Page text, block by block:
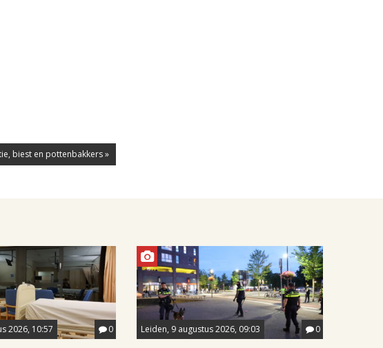
biest en pottenbakkers »
2026, 10:57 0 Leiden, 9 augustus 2026, 09:03 0